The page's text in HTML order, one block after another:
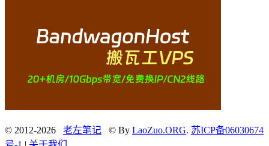
© 2012-2026 老左笔记 © By LaoZuo.ORG. 苏ICP备06030674